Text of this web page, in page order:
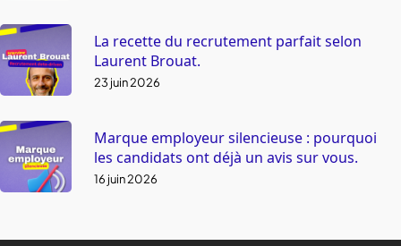
La recette du recrutement parfait selon
Laurent Brouat.
23 juin 2026
Marque employeur silencieuse : pourquoi
les candidats ont déjà un avis sur vous.
16 juin 2026